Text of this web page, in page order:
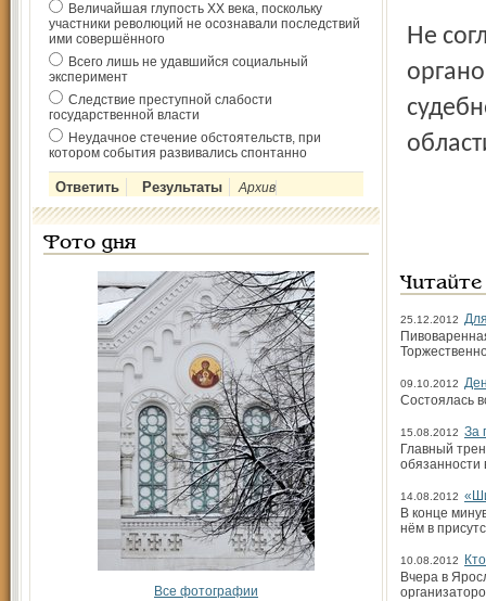
Величайшая глупость ХХ века, поскольку
участники революций не осознавали последствий
ими совершённого
Всего лишь не удавшийся социальный
эксперимент
Следствие преступной слабости
государственной власти
Неудачное стечение обстоятельств, при
котором события развивались спонтанно
Архив
Фото дня
Все фотографии
Не согласившись с принятыми антимонопольным
25.12.2012
09.10.2012
Состоялась
15.08.2012 За
Главный
обязанности
14.08.2012
В конце
нём в
10.08.2012
Вчера в